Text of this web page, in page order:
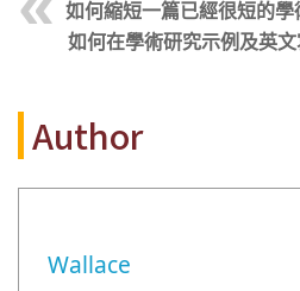
如何縮短一篇已經很短的學
如何在學術研究示例及英
Author
Wallace